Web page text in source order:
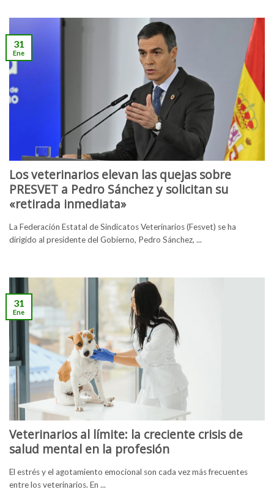
Los veterinarios elevan las quejas sobre
PRESVET a Pedro Sánchez y solicitan su
«retirada inmediata»
La Federación Estatal de Sindicatos Veterinarios (Fesvet) se ha
dirigido al presidente del Gobierno, Pedro Sánchez, ...
31
Ene
Veterinarios al límite: la creciente crisis de
salud mental en la profesión
El estrés y el agotamiento emocional son cada vez más frecuentes
entre los veterinarios. En ...
31
Ene